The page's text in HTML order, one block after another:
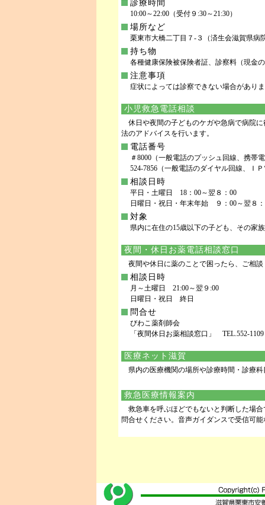
診療時間
10:00～22:00（受付９:30～21:30）
場所など
栗東市大橋二丁目７-３（済生会滋賀県
持ち物
各種健康保険被保険者証、診察料（現金
注意事項
症状によっては診察できない場合があり
小児救急電話相談
休日や夜間の子どものケガや急病で病院
法のアドバイスを行います。
電話番号
＃8000（一般電話のプッシュ回線、携帯
524-7856（一般電話のダイヤル回線、Ｉ
相談日時
平日・土曜日 18：00～翌８：00
日曜日・祝日・年末年始 ９：00～翌８
対象
県内に在住の15歳以下の子ども、その家
夜間・休日お薬電話相談窓口
夜間や休日に薬のことで困ったら、ご相
相談日時
月～土曜日 21:00～翌９:00
日曜日・祝日 終日
問合せ
びわこ薬剤師会
「夜間休日お薬相談窓口」 TEL.552-1109
医療ネット滋賀
県内の医療機関の場所や診療時間・診療
救急医療情報案内
救急車を呼ぶほどでもないと判断した場合
問合せください。音声ガイダンスで受信可